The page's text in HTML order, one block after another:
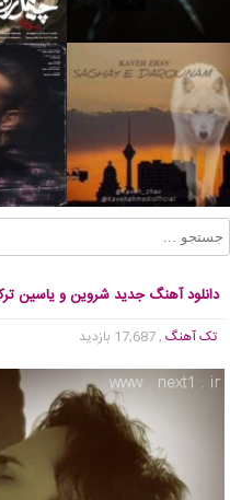
دانلود آهنگ جدید شروین و یاسین
تک آهنگ , 17,687 بازدید